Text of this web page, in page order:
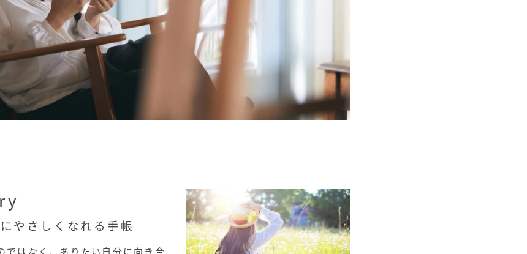
やさしくなれる手帳
ではなく、ありたい自分に向き合